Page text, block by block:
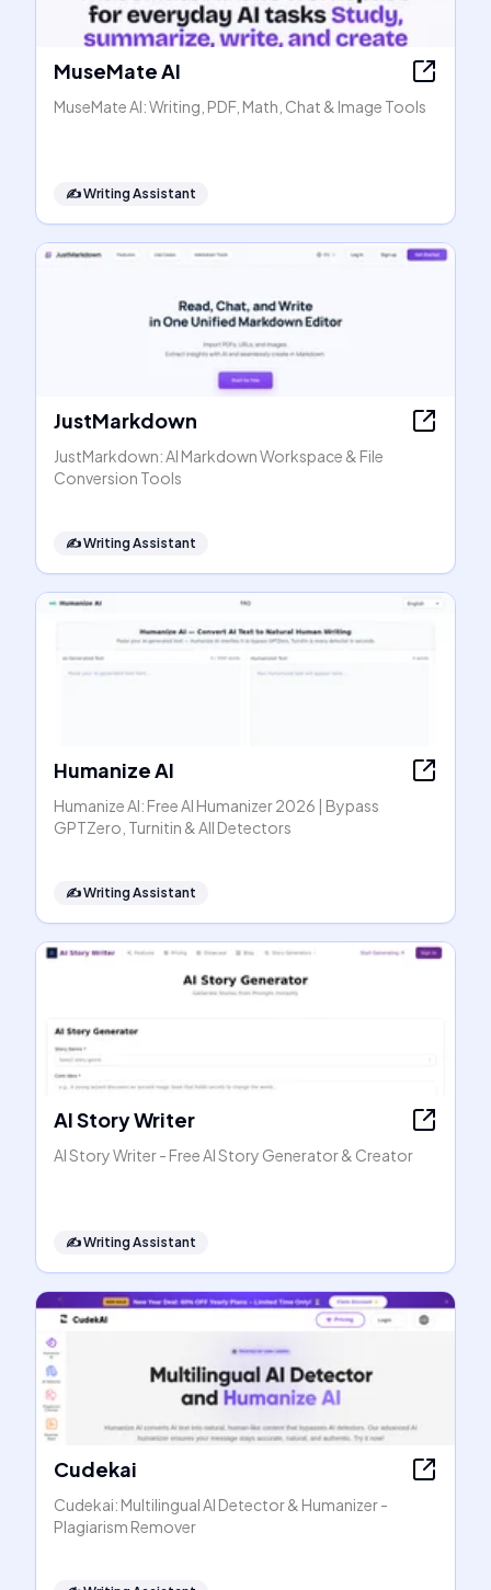
MuseMate AI
MuseMate AI: Writing, PDF, Math, Chat & Image Tools
✍️Writing Assistant
JustMarkdown
JustMarkdown: AI Markdown Workspace & File
Conversion Tools
✍️Writing Assistant
Humanize AI
Humanize AI: Free AI Humanizer 2026 | Bypass
GPTZero, Turnitin & All Detectors
✍️Writing Assistant
AI Story Writer
AI Story Writer - Free AI Story Generator & Creator
✍️Writing Assistant
Cudekai
Cudekai: Multilingual AI Detector & Humanizer -
Plagiarism Remover